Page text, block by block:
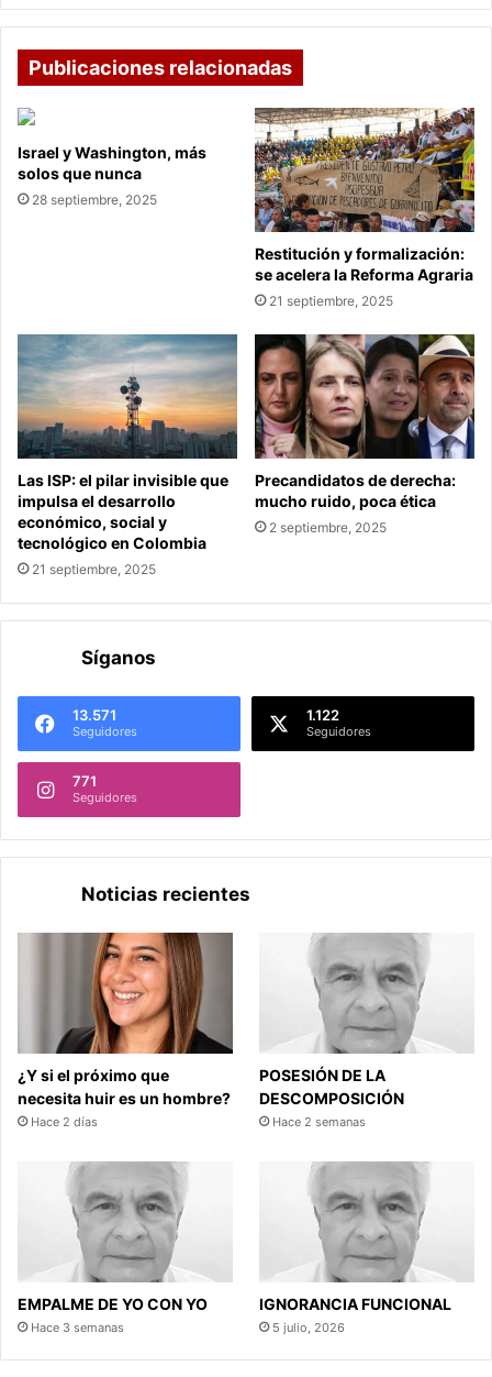
Publicaciones relacionadas
Israel y Washington, más
solos que nunca
28 septiembre, 2025
Restitución y formalización:
se acelera la Reforma Agraria
21 septiembre, 2025
Las ISP: el pilar invisible que
impulsa el desarrollo
económico, social y
tecnológico en Colombia
21 septiembre, 2025
Precandidatos de derecha:
mucho ruido, poca ética
2 septiembre, 2025
Síganos
13.571
Seguidores
1.122
Seguidores
771
Seguidores
Noticias recientes
¿Y si el próximo que
necesita huir es un hombre?
Hace 2 días
POSESIÓN DE LA
DESCOMPOSICIÓN
Hace 2 semanas
EMPALME DE YO CON YO
Hace 3 semanas
IGNORANCIA FUNCIONAL
5 julio, 2026